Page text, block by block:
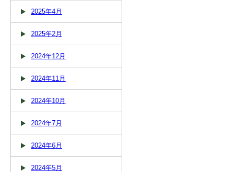
2025年4月
2025年2月
2024年12月
2024年11月
2024年10月
2024年7月
2024年6月
2024年5月